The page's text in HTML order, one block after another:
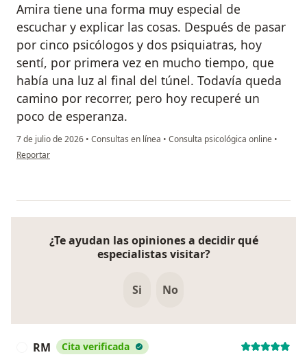
Amira tiene una forma muy especial de
escuchar y explicar las cosas. Después de pasar
por cinco psicólogos y dos psiquiatras, hoy
sentí, por primera vez en mucho tiempo, que
había una luz al final del túnel. Todavía queda
camino por recorrer, pero hoy recuperé un
poco de esperanza.
7 de julio de 2026 • Consultas en línea • Consulta psicológica online •
en opinión del usuario SVR
Reportar
¿Te ayudan las opiniones a decidir qué
especialistas visitar?
Si No
RM Cita verificada